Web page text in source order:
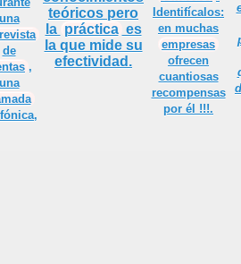
una
de
,
una
teóricos pero
la práctica es
la que mide su
efectividad.
Identifícalos:
en muchas
empresas
ofrecen
cuantiosas
recompensas
por él !!!.